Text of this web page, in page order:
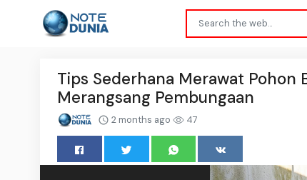
Tips Sederhana Merawat Pohon
Merangsang Pembungaan
2 months ago 47